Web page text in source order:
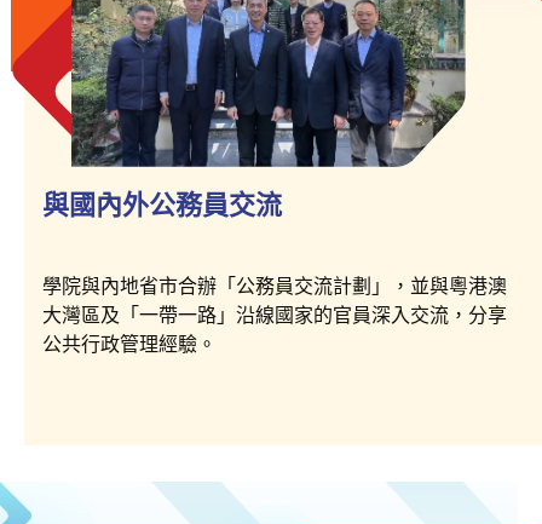
與國內外公務員交流
學院與內地省市合辦「公務員交流計劃」，並與粵港澳
大灣區及「一帶一路」沿線國家的官員深入交流，分享
公共行政管理經驗。